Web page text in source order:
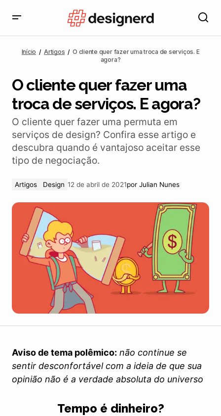
Início Artigos
O cliente quer fazer uma troca de serviços. E
agora?
O cliente quer fazer uma
troca de serviços. E agora?
O cliente quer fazer uma permuta em
serviços de design? Confira esse artigo e
descubra quando é vantajoso aceitar esse
tipo de negociação.
Artigos Design 12 de abril de 2021por Julian Nunes
Aviso de tema polêmico: não continue se
sentir desconfortável com a ideia de que sua
opinião não é a verdade absoluta do universo
Tempo é dinheiro?